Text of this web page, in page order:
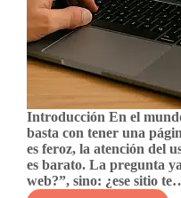
Introducción En el
basta con tener una
es feroz, la atención del
es barato. La pregunta
web?”, sino: ¿ese sitio